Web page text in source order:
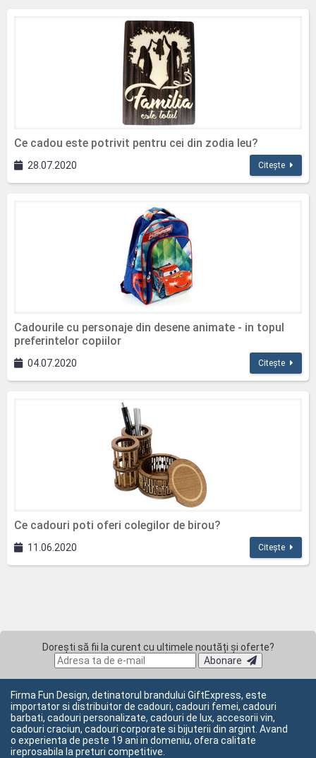
Ce cadou este potrivit pentru cei din zodia leu?
28.07.2020 Citește
Cadourile cu personaje din desene animate - in topul
preferintelor copiilor
04.07.2020 Citește
Ce cadouri poti oferi colegilor de birou?
11.06.2020 Citește
Dorești să fii la curent cu ultimele noutăți și oferte?
Abonare
Firma Fun Design, detinatorul brandului GiftExpress, este
importator si distribuitor de cadouri, cadouri femei, cadouri
barbati, cadouri personalizate, cadouri de lux, accesorii vin,
cadouri craciun, cadouri corporate si bijuterii din argint. Avand
o experienta de peste 19 ani in domeniu, ofera calitate
ireprosabila la preturi competitive.